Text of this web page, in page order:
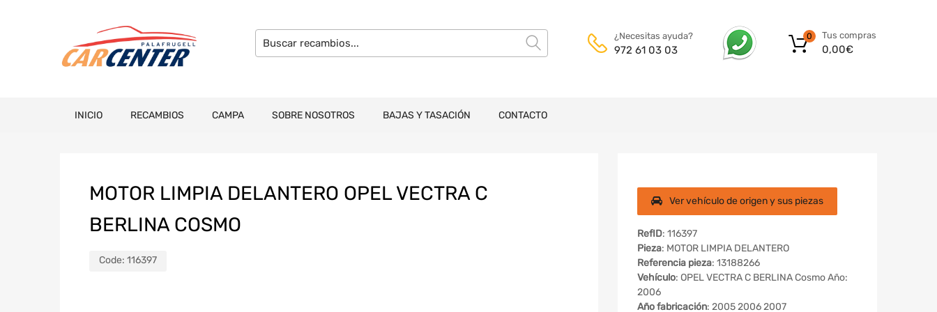
¿Necesitas ayuda?
972 61 03 03
Tus compras
0,00€
0
INICIO RECAMBIOS CAMPA SOBRE NOSOTROS BAJAS Y TASACIÓN CONTACTO
MOTOR LIMPIA DELANTERO OPEL VECTRA C
BERLINA COSMO
Code: 116397
Ver vehículo de origen y sus piezas
RefID: 116397
Pieza: MOTOR LIMPIA DELANTERO
Referencia pieza: 13188266
Vehículo: OPEL VECTRA C BERLINA Cosmo Año:
2006
Año fabricación: 2005 2006 2007